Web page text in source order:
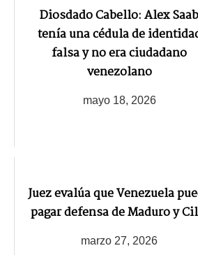
Diosdado Cabello: Alex Saab
tenía una cédula de
falsa y no era ciudadano
venezolano
mayo 18, 2026
Juez evalúa que Venezuela
pagar defensa de Maduro y
marzo 27, 2026